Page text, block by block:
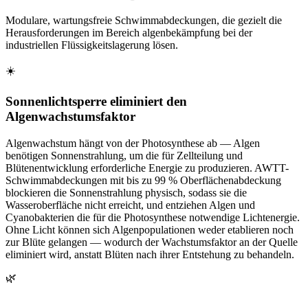
Modulare, wartungsfreie Schwimmabdeckungen, die gezielt die
Herausforderungen im Bereich algenbekämpfung bei der
industriellen Flüssigkeitslagerung lösen.
☀️
Sonnenlichtsperre eliminiert den
Algenwachstumsfaktor
Algenwachstum hängt von der Photosynthese ab — Algen
benötigen Sonnenstrahlung, um die für Zellteilung und
Blütenentwicklung erforderliche Energie zu produzieren. AWTT-
Schwimmabdeckungen mit bis zu 99 % Oberflächenabdeckung
blockieren die Sonnenstrahlung physisch, sodass sie die
Wasseroberfläche nicht erreicht, und entziehen Algen und
Cyanobakterien die für die Photosynthese notwendige Lichtenergie.
Ohne Licht können sich Algenpopulationen weder etablieren noch
zur Blüte gelangen — wodurch der Wachstumsfaktor an der Quelle
eliminiert wird, anstatt Blüten nach ihrer Entstehung zu behandeln.
🌿